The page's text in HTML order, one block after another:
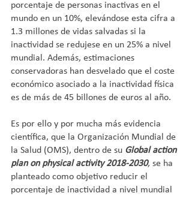
porcentaje de personas inactivas en el
mundo en un 10%, elevándose esta cifra a
1.3 millones de vidas salvadas si la
inactividad se redujese en un 25% a nivel
mundial. Además, estimaciones
conservadoras han desvelado que el coste
económico asociado a la inactividad física
es de más de 45 billones de euros al año.
Es por ello y por mucha más evidencia
científica, que la Organización Mundial de
la Salud (OMS), dentro de su Global action
plan on physical activity 2018-2030, se ha
planteado como objetivo reducir el
porcentaje de inactividad a nivel mundial